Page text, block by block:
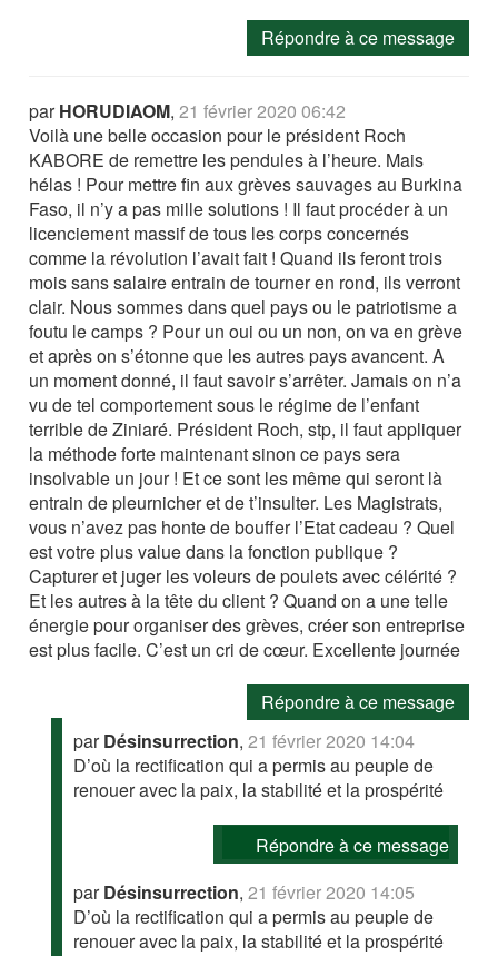
Répondre à ce message
parHORUDIAOM,21 février 2020 06:42
Voilà une belle occasion pour le président Roch
KABORE de remettre les pendules à l’heure. Mais
hélas ! Pour mettre fin aux grèves sauvages au Burkina
Faso, il n’y a pas mille solutions ! Il faut procéder à un
licenciement massif de tous les corps concernés
comme la révolution l’avait fait ! Quand ils feront trois
mois sans salaire entrain de tourner en rond, ils verront
clair. Nous sommes dans quel pays ou le patriotisme a
foutu le camps ? Pour un oui ou un non, on va en grève
et après on s’étonne que les autres pays avancent. A
un moment donné, il faut savoir s’arrêter. Jamais on n’a
vu de tel comportement sous le régime de l’enfant
terrible de Ziniaré. Président Roch, stp, il faut appliquer
la méthode forte maintenant sinon ce pays sera
insolvable un jour ! Et ce sont les même qui seront là
entrain de pleurnicher et de t’insulter. Les Magistrats,
vous n’avez pas honte de bouffer l’Etat cadeau ? Quel
est votre plus value dans la fonction publique ?
Capturer et juger les voleurs de poulets avec célérité ?
Et les autres à la tête du client ? Quand on a une telle
énergie pour organiser des grèves, créer son entreprise
est plus facile. C’est un cri de cœur. Excellente journée
Répondre à ce message
parDésinsurrection,21 février 2020 14:04
D’où la rectification qui a permis au peuple de
renouer avec la paix, la stabilité et la prospérité
Répondre à ce message
parDésinsurrection,21 février 2020 14:05
D’où la rectification qui a permis au peuple de
renouer avec la paix, la stabilité et la prospérité